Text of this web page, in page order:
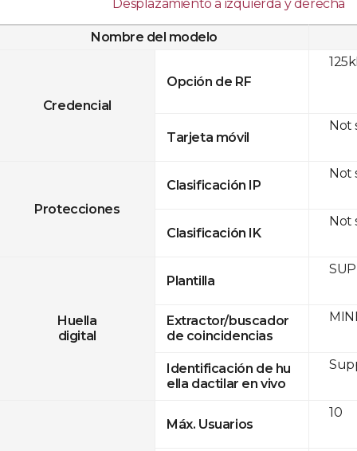
Desplazamiento a izquierda y derecha
Nombre del modelo
Credencial
Opción de RF
Tarjeta móvil
Protecciones
Clasificación IP
Clasificación IK
Huella
digital
Plantilla
Extractor/buscador
de coincidencias
Identificación de hu
ella dactilar en vivo
Máx. Usuarios
Not
Not
Not
10